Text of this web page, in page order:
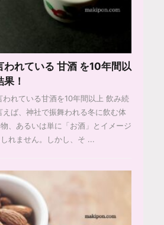
われている 甘酒 を10年間以
！
れている甘酒を10年間以上 飲み続
ば、神社で振舞われる冬に飲む体
、あるいは単に「お酒」とイメージ
れません。しかし、そ ...